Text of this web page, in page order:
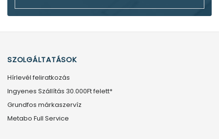
SZOLGÁLTATÁSOK
Hírlevél feliratkozás
Ingyenes Szállítás 30.000Ft felett*
Grundfos márkaszervíz
Metabo Full Service